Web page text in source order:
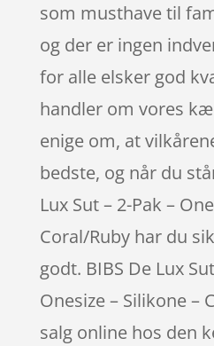
som musthave til
og der er ingen
for alle elsker god
handler om vores
enige om, at
bedste, og når du
Lux Sut – 2-Pak –
Coral/Ruby har du
godt. BIBS De Lux
Onesize – Silikone –
salg online hos den